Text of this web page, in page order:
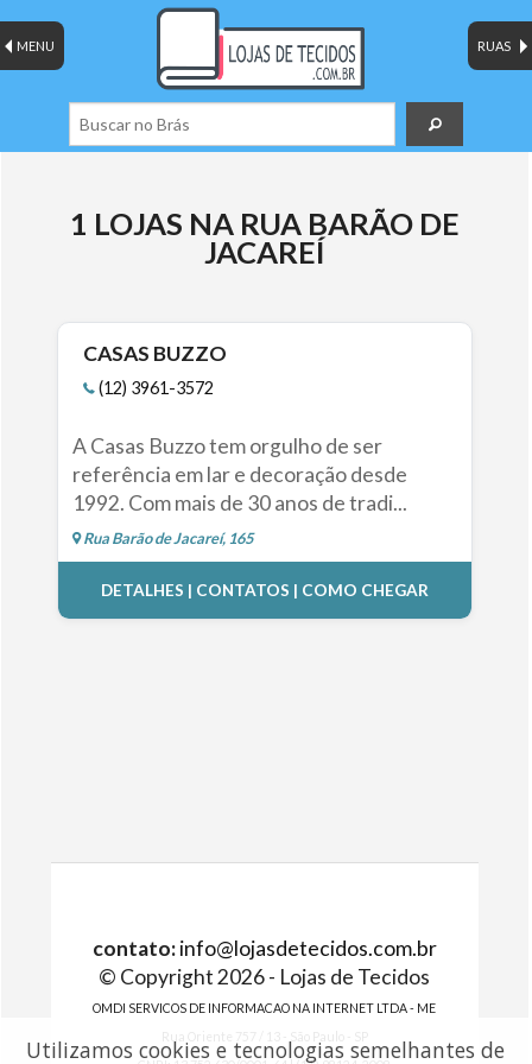
RUAS
MENU
1 LOJAS NA RUA BARÃO DE
JACAREÍ
CASAS BUZZO
(12) 3961-3572
A Casas Buzzo tem orgulho de ser
referência em lar e decoração desde
1992. Com mais de 30 anos de tradi...
Rua Barão de Jacareí, 165
DETALHES | CONTATOS | COMO CHEGAR
contato: info@lojasdetecidos.com.br
© Copyright 2026 - Lojas de Tecidos
OMDI SERVICOS DE INFORMACAO NA INTERNET LTDA - ME
Utilizamos cookies e tecnologias semelhantes de